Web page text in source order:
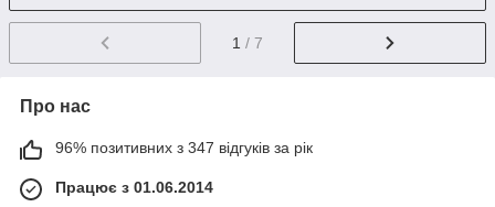
1 / 7
Про нас
96% позитивних з 347 відгуків за рік
Працює з 01.06.2014